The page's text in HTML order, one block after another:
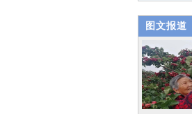
图文报道